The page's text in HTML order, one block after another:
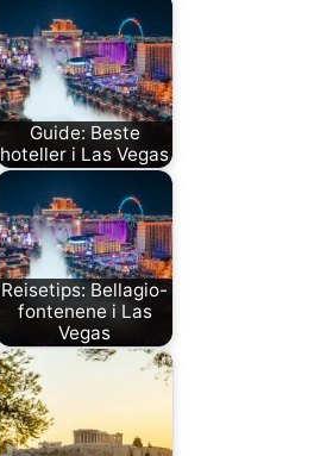
Guide: Beste
hoteller i Las Vegas
Reisetips: Bellagio-
fontenene i Las
Vegas